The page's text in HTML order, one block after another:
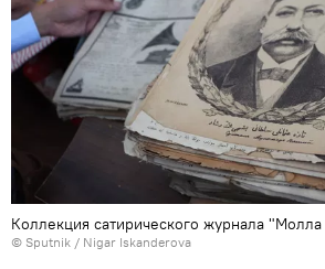
Коллекция сатирического журнала
© Sputnik / Nigar Iskanderova